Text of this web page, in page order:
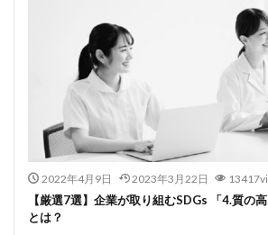
2022年4月9日 2023年3月22日
【厳選7選】企業が取り組むSDGs 「4.質の
とは？